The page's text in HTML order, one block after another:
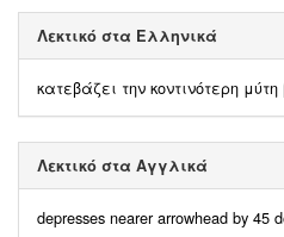
Λεκτικό στα Ελληνικά
κατεβάζει την κοντινότερη
Λεκτικό στα Αγγλικά
depresses nearer arrowhead by 45